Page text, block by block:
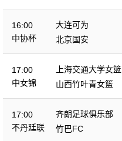
16:00
中协杯
大连可为
北京国安
17:00
中女锦
上海交通大学女篮
山西竹叶青女篮
17:00
不丹廷联
齐朗足球俱乐部
竹巴FC